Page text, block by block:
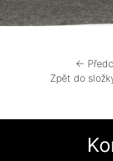
←
Zpět do